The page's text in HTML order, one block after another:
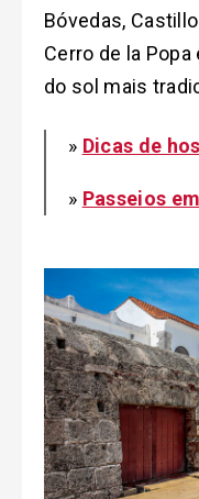
Bóvedas,
Cerro de la
do sol mais
» Dicas de
» Passeios